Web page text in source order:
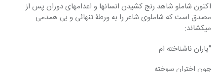
اکنون شاملو شاهد رنج کشیدن انسانها و اعدامهای دوران پس از
مصدق است که شاملوی شاعر را به ورطۀ تنهائی و بی همدمی
میکشاند:
"یاران ناشناخته ام
چون اختران سوخته